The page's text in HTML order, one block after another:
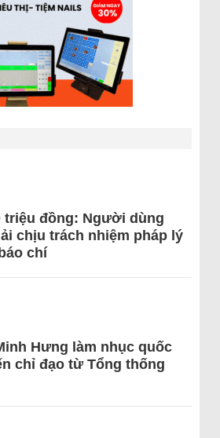
triệu đồng: Người dùng
chịu trách nhiệm pháp lý
chí
Hưng làm nhục quốc
chỉ đạo từ Tổng thống